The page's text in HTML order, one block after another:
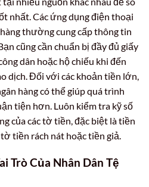
nhất. Các ứng dụng điện thoại
thường cung cấp thông tin
cũng cần chuẩn bị đầy đủ giấy
dân hoặc hộ chiếu khi đến
dịch. Đối với các khoản tiền lớn,
hàng có thể giúp quá trình
tiện hơn. Luôn kiểm tra kỹ số
của các tờ tiền, đặc biệt là tiền
tiền rách nát hoặc tiền giả.
Trò Của Nhân Dân Tệ